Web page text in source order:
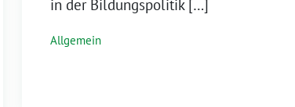
in der Bildungspolitik […]
Allgemein